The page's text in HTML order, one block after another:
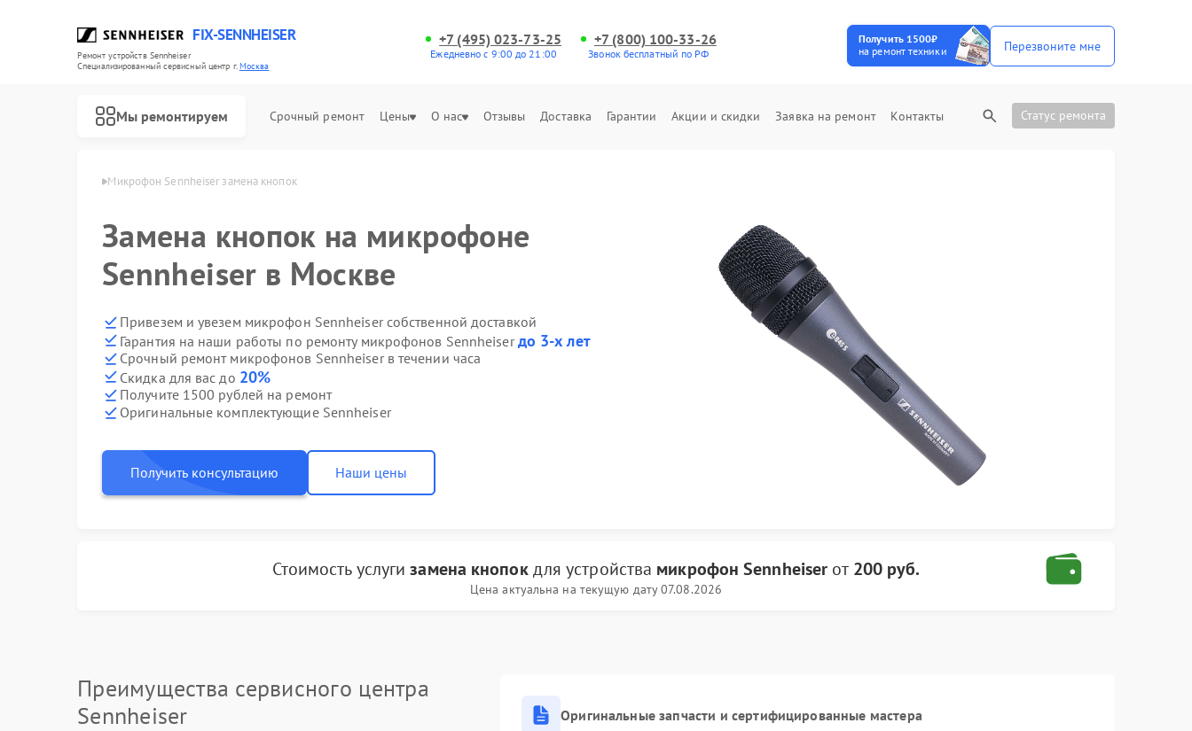
FIX-SENNHEISER
Ремонт устройств Sennheiser
Специализированный cервисный центр г.Москва
+7 (495) 023-73-25
Ежедневно с 9:00 до 21:00
+7 (800) 100-33-26
Звонок бесплатный по РФ
Получить 1500₽
на ремонт техники
Перезвоните мне
Мы ремонтируем Срочный ремонт Цены О нас Отзывы Доставка Гарантии Акции и скидки Заявка на ремонт Контакты Статус ремонта
в Москве Микрофон Sennheiser замена кнопок
Замена кнопок на микрофоне
Sennheiser в Москве
Привезем и увезем микрофон Sennheiser собственной доставкой
Гарантия на наши работы по ремонту микрофонов Sennheiserдо 3-х лет
Срочный ремонт микрофонов Sennheiser в течении часа
Скидка для вас до 20%
Получите 1500 рублей на ремонт
Оригинальные комплектующие Sennheiser
Получить консультацию Наши цены
Стоимость услугизамена кнопокдля устройства микрофон Sennheiser от 200 руб.
Цена актуальна на текущую дату 07.08.2026
Преимущества сервисного центра
Sennheiser
Оригинальные запчасти и сертифицированные мастера